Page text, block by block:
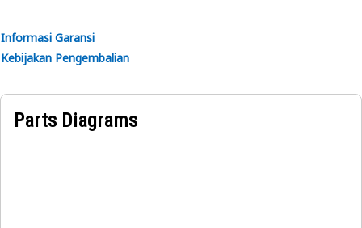
Informasi Garansi
Kebijakan Pengembalian
Parts Diagrams